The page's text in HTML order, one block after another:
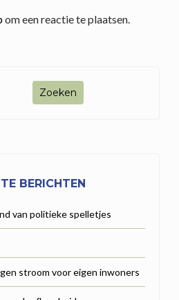
om een reactie te plaatsen.
BERICHTEN
van politieke spelletjes
stroom voor eigen inwoners